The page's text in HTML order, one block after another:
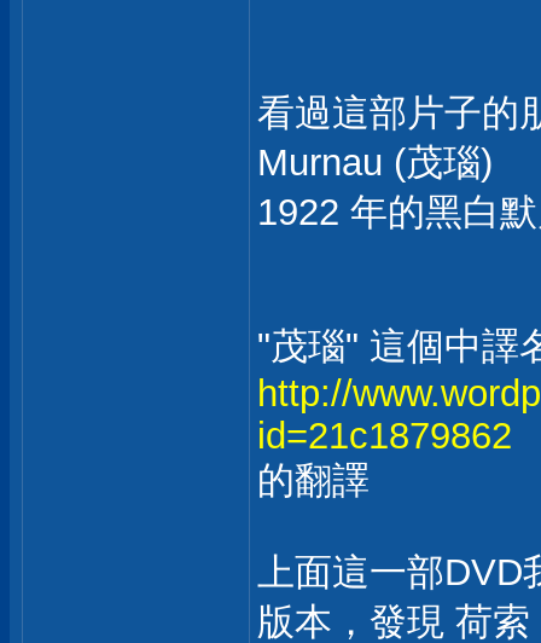
看過這部片子的
Murnau (茂瑙)
1922 年的黑白
"茂瑙" 這個中譯
http://
id=21c1879862
的翻譯
上面這一部
版本，發現 荷索